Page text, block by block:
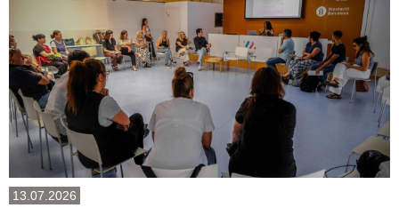
13.07.2026